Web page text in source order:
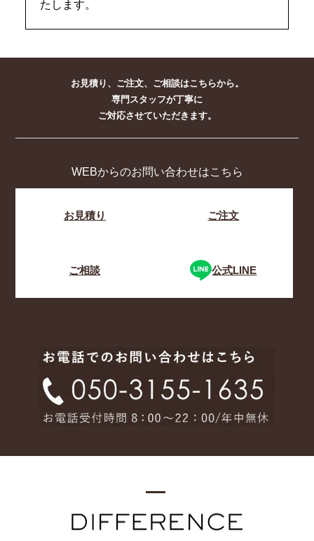
たします。
お見積り、ご注文、ご相談はこちらから。
専門スタッフが丁寧に
ご対応させていただきます。
WEBからのお問い合わせはこちら
お見積り ご注文
ご相談 公式LINE